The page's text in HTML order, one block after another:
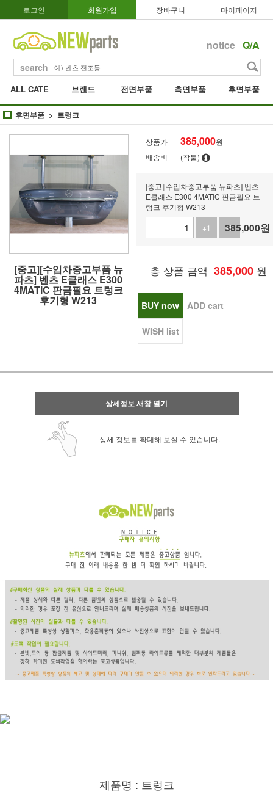
로그인 회원가입 장바구니 마이페이지
notice Q/A
search
ALL CATE 브랜드 전면부품 측면부품 후면부품
후면부품 트렁크
[중고][수입차중고부품 뉴
파츠] 벤츠 E클래스 E300
4MATIC 판금필요 트렁크
후기형 W213
상품가 385,000원
배송비
(착불)
[중고][수입차중고부품 뉴파츠] 벤츠
E클래스 E300 4MATIC 판금필요 트
렁크 후기형 W213
+1
-1
385,000원
총 상품 금액 385,000 원
BUY now ADD cart
WISH list
상세정보 새창 열기
상세 정보를 확대해 보실 수 있습니다.
제품명 : 트렁크